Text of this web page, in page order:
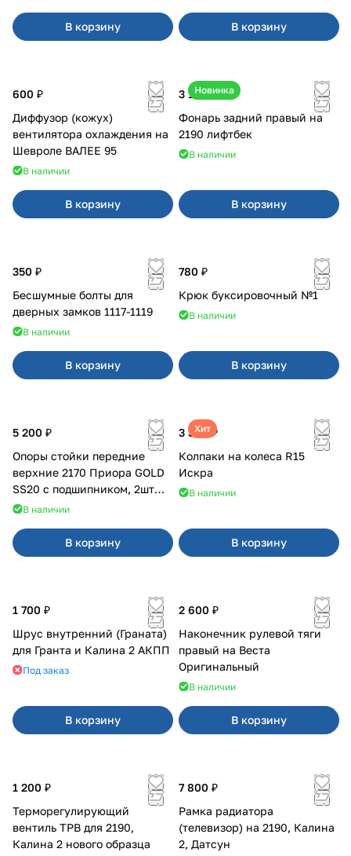
В корзину В корзину
600 ₽
Диффузор (кожух)
вентилятора охлаждения на
Шевроле ВАЛЕЕ 95
В наличии
В корзину
Новинка
3 100 ₽
Фонарь задний правый на
2190 лифтбек
В наличии
В корзину
350 ₽
Бесшумные болты для
дверных замков 1117-1119
В наличии
В корзину
780 ₽
Крюк буксировочный №1
В наличии
В корзину
5 200 ₽
Опоры стойки передние
верхние 2170 Приора GOLD
SS20 с подшипником, 2шт
10116
В наличии
В корзину
Хит
3 380 ₽
Колпаки на колеса R15
Искра
В наличии
В корзину
1 700 ₽
Шрус внутренний (Граната)
для Гранта и Калина 2 АКПП
Под заказ
В корзину
2 600 ₽
Наконечник рулевой тяги
правый на Веста
Оригинальный
В наличии
В корзину
1 200 ₽
Терморегулирующий
вентиль ТРВ для 2190,
Калина 2 нового образца
7 800 ₽
Рамка радиатора
(телевизор) на 2190, Калина
2, Датсун